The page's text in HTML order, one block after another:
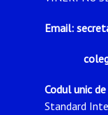
Email:
Codul unic
Standard